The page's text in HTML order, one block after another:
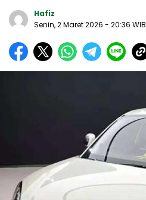
Hafiz
Senin, 2 Maret 2026 - 20:36 WIB